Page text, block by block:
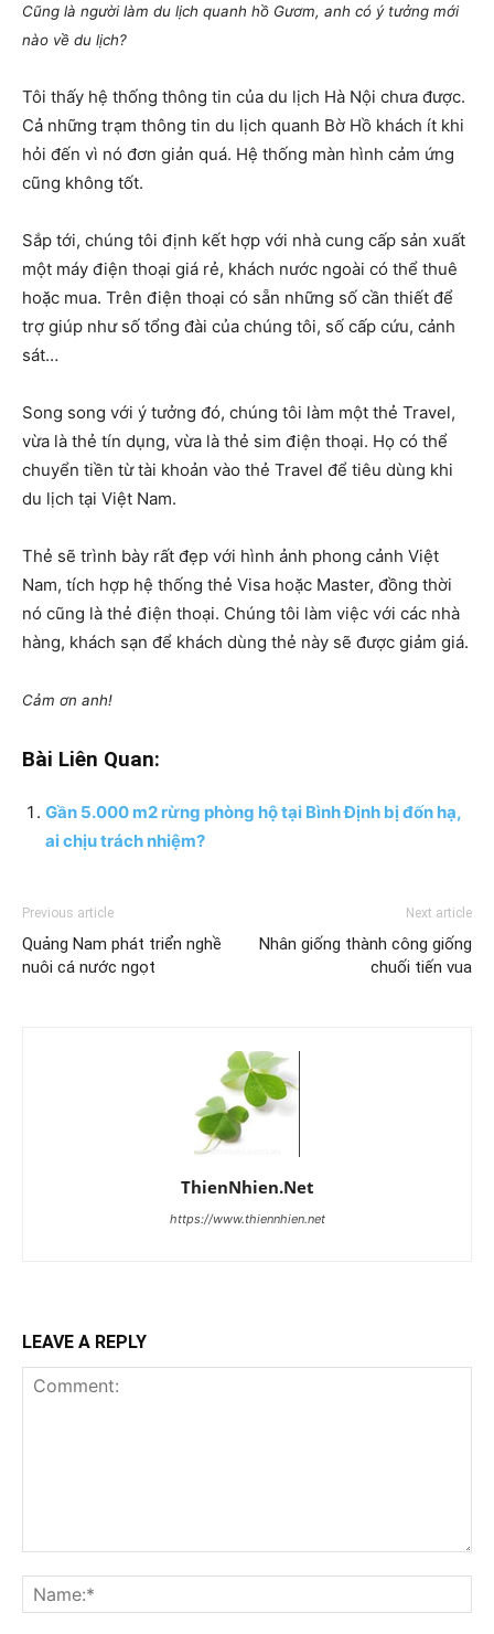
Cũng là người làm du lịch quanh hồ Gươm, anh có ý tưởng mới
nào về du lịch?
Tôi thấy hệ thống thông tin của du lịch Hà Nội chưa được.
Cả những trạm thông tin du lịch quanh Bờ Hồ khách ít khi
hỏi đến vì nó đơn giản quá. Hệ thống màn hình cảm ứng
cũng không tốt.
Sắp tới, chúng tôi định kết hợp với nhà cung cấp sản xuất
một máy điện thoại giá rẻ, khách nước ngoài có thể thuê
hoặc mua. Trên điện thoại có sẵn những số cần thiết để
trợ giúp như số tổng đài của chúng tôi, số cấp cứu, cảnh
sát…
Song song với ý tưởng đó, chúng tôi làm một thẻ Travel,
vừa là thẻ tín dụng, vừa là thẻ sim điện thoại. Họ có thể
chuyển tiền từ tài khoản vào thẻ Travel để tiêu dùng khi
du lịch tại Việt Nam.
Thẻ sẽ trình bày rất đẹp với hình ảnh phong cảnh Việt
Nam, tích hợp hệ thống thẻ Visa hoặc Master, đồng thời
nó cũng là thẻ điện thoại. Chúng tôi làm việc với các nhà
hàng, khách sạn để khách dùng thẻ này sẽ được giảm giá.
Cảm ơn anh!
Bài Liên Quan:
Gần 5.000 m2 rừng phòng hộ tại Bình Định bị đốn hạ,
ai chịu trách nhiệm?
Previous article
Quảng Nam phát triển nghề
nuôi cá nước ngọt
Next article
Nhân giống thành công giống
chuối tiến vua
ThienNhien.Net
https://www.thiennhien.net
LEAVE A REPLY